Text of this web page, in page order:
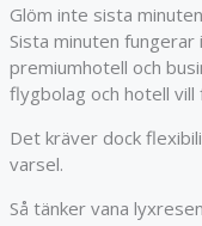
Glöm inte sista minuten
Sista minuten
premiumhotell och
flygbolag och hotell vill
Det kräver dock
varsel.
Så tänker vana